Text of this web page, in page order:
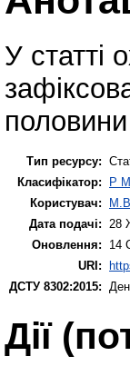
У статті
половини
Тип ресурсу:
Класифікатор:
P
Користувач:
Дата подачі:
28
Оновлення:
14
URI:
ДСТУ 8302:2015:
Дії